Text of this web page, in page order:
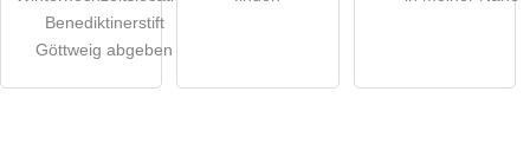
öffentliche Frage stellen
Hinweis:Bitte beachten Sie, öffentliche Fragen sindfür alle
Benediktinerstift
Göttweig abgeben